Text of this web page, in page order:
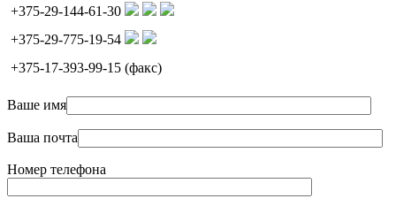
+375-29-144-61-30
+375-29-775-19-54
+375-17-393-99-15 (факс)
Ваше имя
Ваша почта
Номер телефона